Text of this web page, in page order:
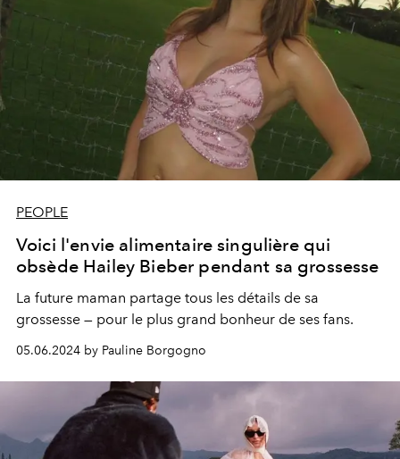
PEOPLE
Voici l'envie alimentaire singulière qui
obsède Hailey Bieber pendant sa grossesse
La future maman partage tous les détails de sa
grossesse — pour le plus grand bonheur de ses fans.
05.06.2024 by Pauline Borgogno